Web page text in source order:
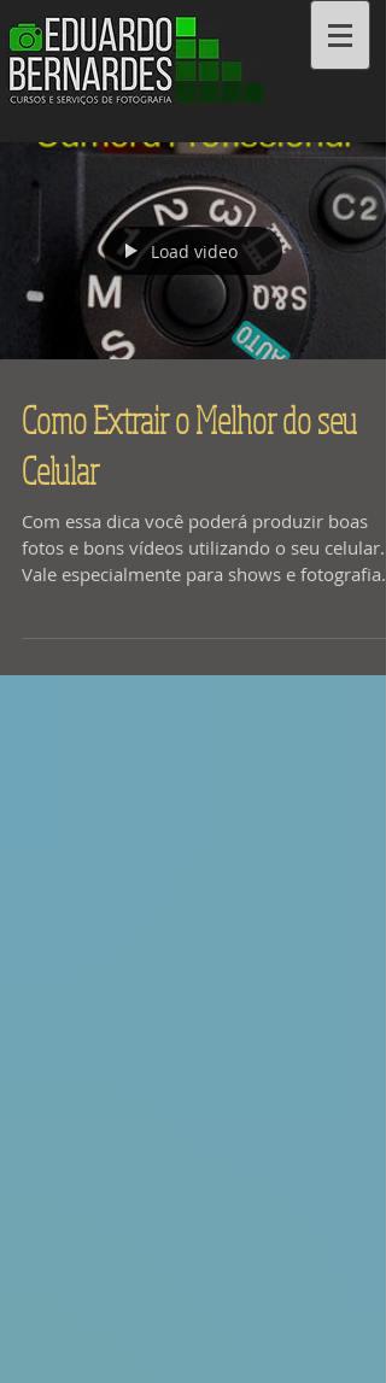
Cursos e Serviços
Load video
Como Extrair o Melhor do seu
Celular
Com essa dica você poderá produzir boas
fotos e bons vídeos utilizando o seu celular.
Vale especialmente para shows e fotografia